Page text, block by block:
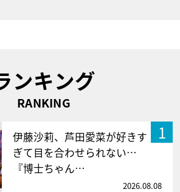
ンキング
RANKING
1
伊藤沙莉、芦田愛菜が好きす
ぎて目を合わせられない…
『博士ちゃん…
2026.08.08